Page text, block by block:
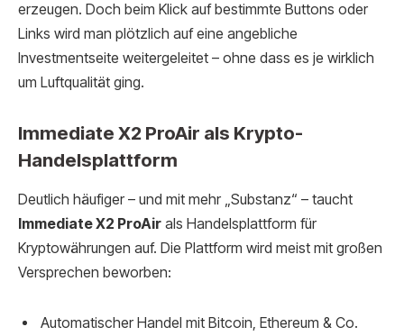
erzeugen. Doch beim Klick auf bestimmte Buttons oder
Links wird man plötzlich auf eine angebliche
Investmentseite weitergeleitet – ohne dass es je wirklich
um Luftqualität ging.
Immediate X2 ProAir als Krypto-
Handelsplattform
Deutlich häufiger – und mit mehr „Substanz“ – taucht
Immediate X2 ProAir als Handelsplattform für
Kryptowährungen auf. Die Plattform wird meist mit großen
Versprechen beworben:
Automatischer Handel mit Bitcoin, Ethereum & Co.